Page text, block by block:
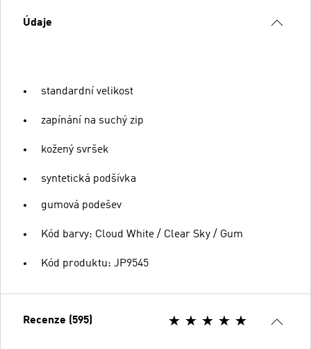
Údaje
standardní velikost
zapínání na suchý zip
kožený svršek
syntetická podšívka
gumová podešev
Kód barvy: Cloud White / Clear Sky / Gum
Kód produktu: JP9545
Recenze (595)